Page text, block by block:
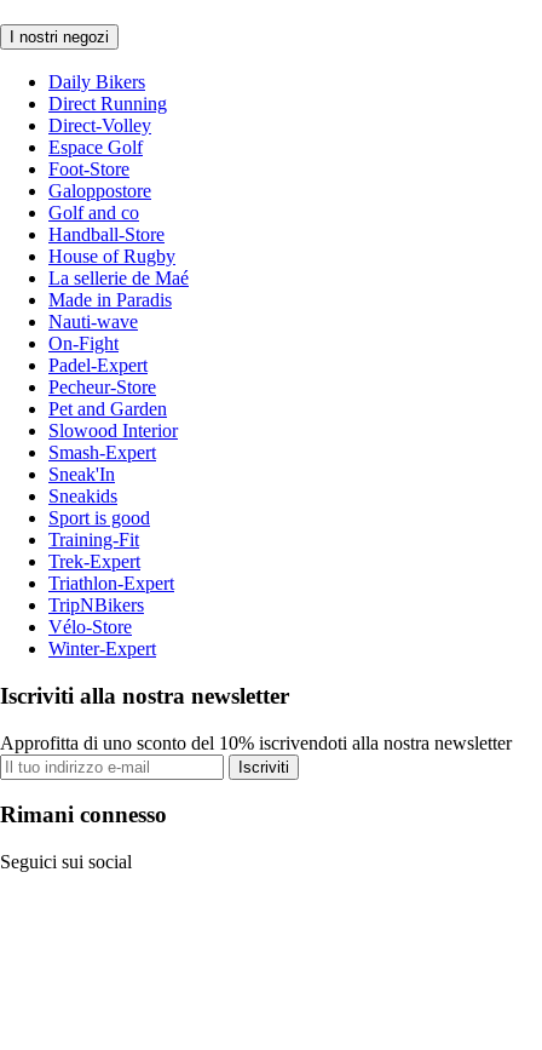
I nostri negozi
Daily Bikers
Direct Running
Direct-Volley
Espace Golf
Foot-Store
Galoppostore
Golf and co
Handball-Store
House of Rugby
La sellerie de Maé
Made in Paradis
Nauti-wave
On-Fight
Padel-Expert
Pecheur-Store
Pet and Garden
Slowood Interior
Smash-Expert
Sneak'In
Sneakids
Sport is good
Training-Fit
Trek-Expert
Triathlon-Expert
TripNBikers
Vélo-Store
Winter-Expert
Iscriviti alla nostra newsletter
Approfitta di uno sconto del 10% iscrivendoti alla nostra newsletter
Iscriviti
Rimani connesso
Seguici sui social